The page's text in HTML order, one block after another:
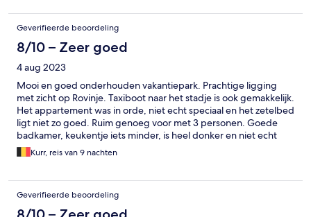
Geverifieerde beoordeling
8/10 – Zeer goed
4 aug 2023
Mooi en goed onderhouden vakantiepark. Prachtige ligging
met zicht op Rovinje. Taxiboot naar het stadje is ook gemakkelijk.
Het appartement was in orde, niet echt speciaal en het zetelbed
ligt niet zo goed. Ruim genoeg voor met 3 personen. Goede
badkamer, keukentje iets minder, is heel donker en niet echt
geschikt om regelmatig in te koken. We gingen dan ook meestal
uit eten. Gingen een paar keer naar het ontbijtbuffet en dit was
appartement, maar wij persoonlijk hadden liever een
appartement boven gehad ipv beneden. Toch iets meer zicht.
Er is vanalles te doen, maar veel tegen betaling. Een glijbaan bij
Kurr, reis van 9 nachten
Geverifieerde beoordeling